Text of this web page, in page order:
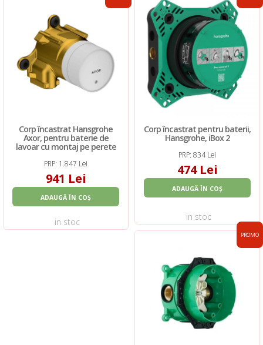
Corp încastrat Hansgrohe
Axor, pentru baterie de
lavoar cu montaj pe perete
PRP: 1.847 Lei
941 Lei
ADAUGĂ ÎN COȘ
in stoc
Corp încastrat pentru baterii,
Hansgrohe, iBox 2
PRP: 834 Lei
474 Lei
ADAUGĂ ÎN COȘ
in stoc
PROMO